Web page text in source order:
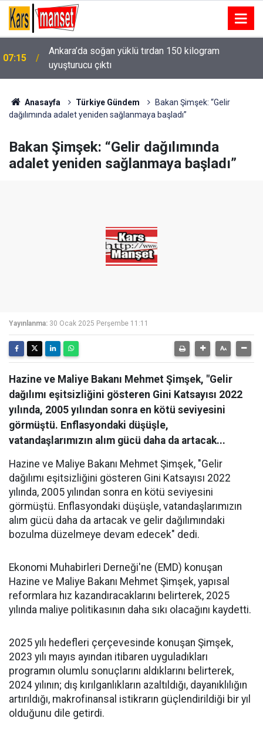
07:15
Ankara’da soğan yüklü tırdan 150 kilogram
uyuşturucu çıktı
Anasayfa Türkiye Gündem
Bakan Şimşek: “Gelir
dağılımında adalet yeniden sağlanmaya başladı”
Bakan Şimşek: “Gelir dağılımında
adalet yeniden sağlanmaya başladı”
Yayınlanma: 30 Ocak 2025 Perşembe 11:11
Hazine ve Maliye Bakanı Mehmet Şimşek, "Gelir
dağılımı eşitsizliğini gösteren Gini Katsayısı 2022
yılında, 2005 yılından sonra en kötü seviyesini
görmüştü. Enflasyondaki düşüşle,
vatandaşlarımızın alım gücü daha da artacak...
Hazine ve Maliye Bakanı Mehmet Şimşek, "Gelir
dağılımı eşitsizliğini gösteren Gini Katsayısı 2022
yılında, 2005 yılından sonra en kötü seviyesini
görmüştü. Enflasyondaki düşüşle, vatandaşlarımızın
alım gücü daha da artacak ve gelir dağılımındaki
bozulma düzelmeye devam edecek" dedi.
Ekonomi Muhabirleri Derneği'ne (EMD) konuşan
Hazine ve Maliye Bakanı Mehmet Şimşek, yapısal
reformlara hız kazandıracaklarını belirterek, 2025
yılında maliye politikasının daha sıkı olacağını kaydetti.
2025 yılı hedefleri çerçevesinde konuşan Şimşek,
2023 yılı mayıs ayından itibaren uyguladıkları
programın olumlu sonuçlarını aldıklarını belirterek,
2024 yılının; dış kırılganlıkların azaltıldığı, dayanıklılığın
artırıldığı, makrofinansal istikrarın güçlendirildiği bir yıl
olduğunu dile getirdi.